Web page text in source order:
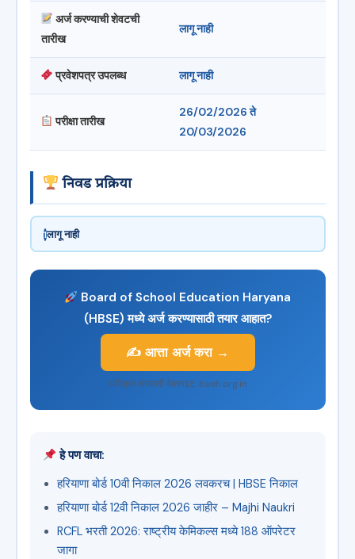
अर्ज करण्याची शेवटची
तारीख
लागू नाही
प्रवेशपत्र उपलब्ध लागू नाही
परीक्षा तारीख
26/02/2026 ते
20/03/2026
निवड प्रक्रिया
1लागू नाही
Board of School Education Haryana
(HBSE) मध्ये अर्ज करण्यासाठी तयार आहात?
✍️ आत्ता अर्ज करा →
अधिकृत सरकारी वेबसाइट: bseh.org.in
हे पण वाचा:
हरियाणा बोर्ड 10वी निकाल 2026 लवकरच | HBSE निकाल
हरियाणा बोर्ड 12वी निकाल 2026 जाहीर – Majhi Naukri
RCFL भरती 2026: राष्ट्रीय केमिकल्स मध्ये 188 ऑपरेटर
जागा